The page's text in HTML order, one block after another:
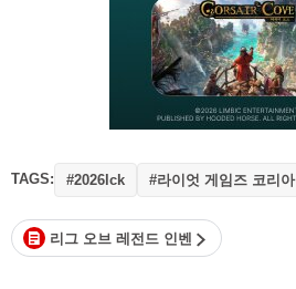
TAGS: #2026lck #라이엇 게임즈 코리아
리그 오브 레전드 인벤